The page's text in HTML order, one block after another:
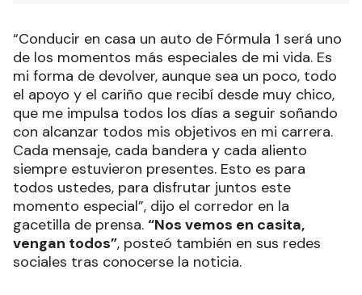
“Conducir en casa un auto de Fórmula 1 será uno
de los momentos más especiales de mi vida. Es
mi forma de devolver, aunque sea un poco, todo
el apoyo y el cariño que recibí desde muy chico,
que me impulsa todos los días a seguir soñando
con alcanzar todos mis objetivos en mi carrera.
Cada mensaje, cada bandera y cada aliento
siempre estuvieron presentes. Esto es para
todos ustedes, para disfrutar juntos este
momento especial”, dijo el corredor en la
gacetilla de prensa. “Nos vemos en casita,
vengan todos”, posteó también en sus redes
sociales tras conocerse la noticia.